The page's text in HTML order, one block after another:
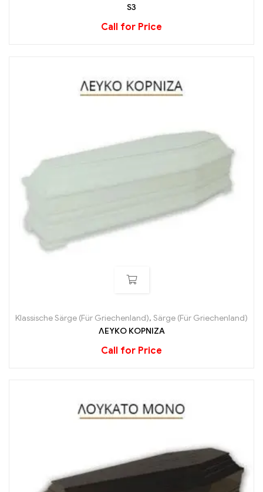
S3
Call for Price
Klassische Särge (Für Griechenland), Särge (Für Griechenland)
ΛΕΥΚΟ ΚΟΡΝΙΖΑ
Call for Price